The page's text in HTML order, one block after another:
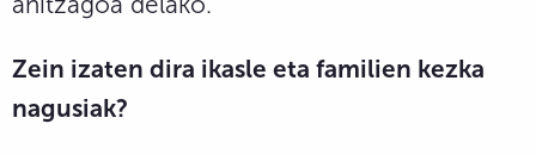
Zein izaten dira ikasle eta familien kezka
nagusiak?